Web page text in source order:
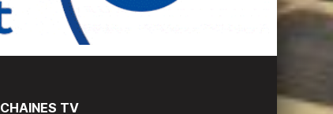
CHAINES TV